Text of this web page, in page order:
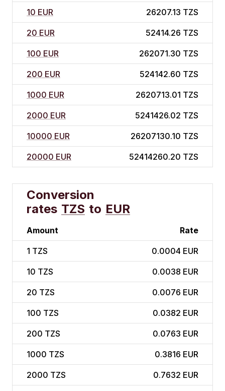
10 EUR 26207.13 TZS
20 EUR 52414.26 TZS
100 EUR 262071.30 TZS
200 EUR 524142.60 TZS
1000 EUR 2620713.01 TZS
2000 EUR 5241426.02 TZS
10000 EUR 26207130.10 TZS
20000 EUR 52414260.20 TZS
Conversion
rates TZS to EUR
Amount Rate
1 TZS 0.0004 EUR
10 TZS 0.0038 EUR
20 TZS 0.0076 EUR
100 TZS 0.0382 EUR
200 TZS 0.0763 EUR
1000 TZS 0.3816 EUR
2000 TZS 0.7632 EUR